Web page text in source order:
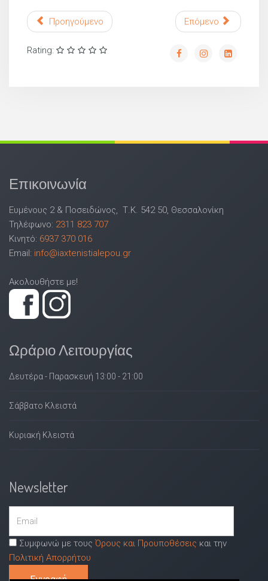
Προηγούμενο Επόμενο
Rating:
Επικοινωνία
Ευμένους 2 & Ποσειδώνος, Τ.Κ. 542 50, Θεσσαλονίκη
Τηλέφωνο: 2311 823 707
Κινητό: 6937 370 016
Email: info@iaxtenistialepou.gr
Ακολουθήστε με!
Ωράριο Λειτουργίας
Δευτέρα - Παρασκευή 13:00 - 21:00
Σάββατο Κλειστά
Κυριακή Κλειστά
Newsletter
Συμφωνώ με τους Όρους και Προυποθέσεις και την
Πολιτική Απορρήτου